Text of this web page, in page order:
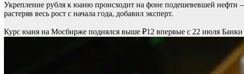
Укрепление рубля к юаню происходит на фоне подешевевшей нефти
растеряв весь рост с начала года, добавил эксперт.
Курс юаня на Мосбирже поднялся выше ₽12 впервые с 22 июля